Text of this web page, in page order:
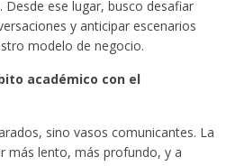
ese lugar, busco desafiar
y anticipar escenarios
modelo de negocio.
académico con el
sino vasos comunicantes. La
más lento, más profundo, y a